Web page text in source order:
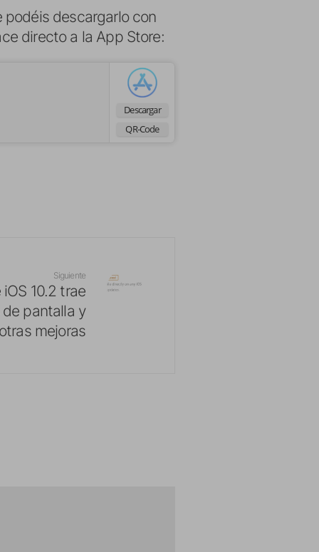
podéis descargarlo con
directo a la App Store:
Descargar
QR-Code
Siguiente
10.2 trae
pantalla y
otras mejoras